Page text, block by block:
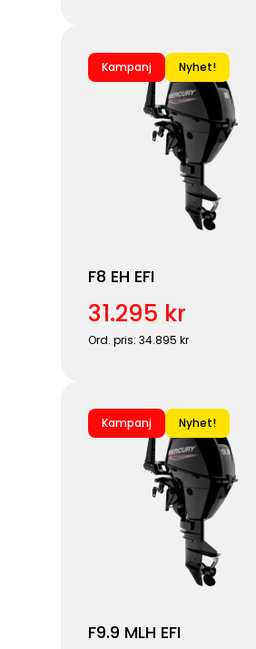
Kampanj Nyhet!
F8 EH EFI
31.295 kr
Ord. pris: 34.895 kr
Kampanj Nyhet!
F9.9 MLH EFI